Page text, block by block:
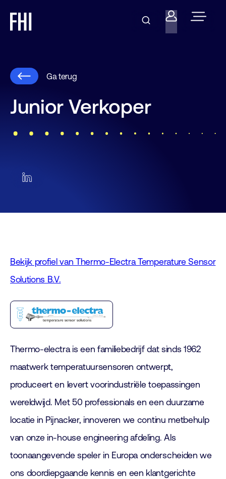
Ga terug
Junior Verkoper
Bekijk profiel van Thermo-Electra Temperature Sensor
Solutions B.V.
Thermo-electra is een familiebedrijf dat sinds 1962
maatwerk temperatuursensoren ontwerpt,
produceert en levert voorindustriële toepassingen
wereldwijd. Met 50 professionals en een duurzame
locatie in Pijnacker, innoveren we continu metbehulp
van onze in-house engineering afdeling. Als
toonaangevende speler in Europa onderscheiden we
ons doordiepgaande kennis en een klantgerichte